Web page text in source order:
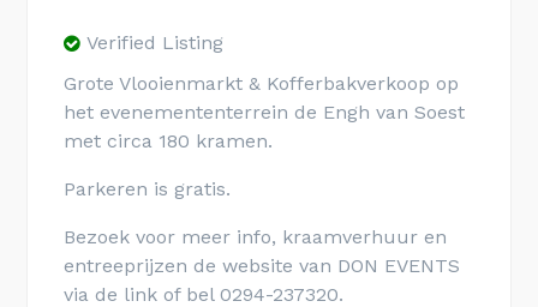
Verified Listing
Grote Vlooienmarkt & Kofferbakverkoop op
het evenemententerrein de Engh van Soest
met circa 180 kramen.
Parkeren is gratis.
Bezoek voor meer info, kraamverhuur en
entreeprijzen de website van DON EVENTS
via de link of bel 0294-237320.